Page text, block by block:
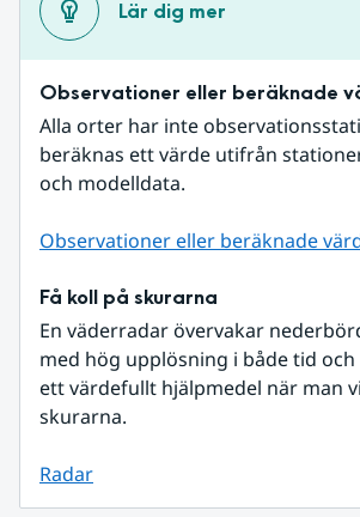
Lär dig mer
Observationer eller beräknade
Alla orter har inte
beräknas ett värde utifrån
och modelldata.
Observationer eller beräknade
Få koll på skurarna
En väderradar övervakar
med hög upplösning i både tid
ett värdefullt hjälpmedel när man
skurarna.
Radar